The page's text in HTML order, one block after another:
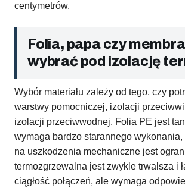
centymetrów.
Folia, papa czy
wybrać pod izolację
Wybór materiału zależy od tego, czy
warstwy pomocniczej, izolacji
izolacji przeciwwodnej. Folia PE jest
wymaga bardzo starannego
na uszkodzenia mechaniczne jest
termozgrzewalna jest zwykle trwalsza i
ciągłość połączeń, ale wymaga